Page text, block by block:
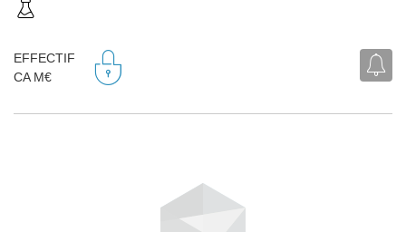
EFFECTIF
CA M€